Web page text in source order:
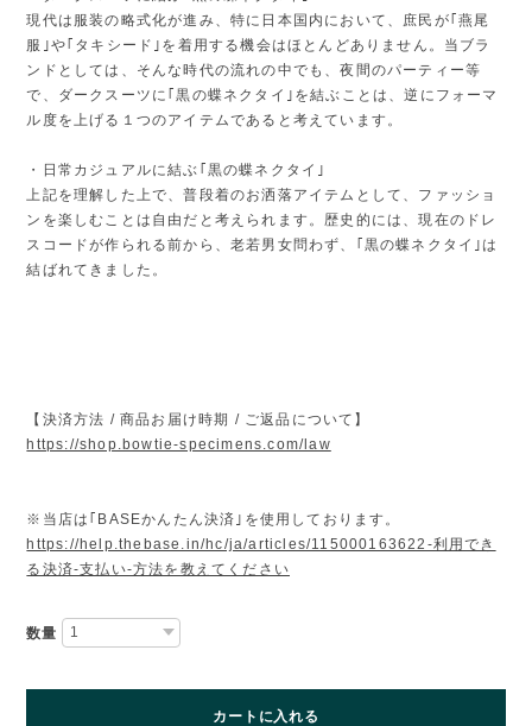
現代は服装の略式化が進み、特に日本国内において、庶民が｢燕尾
服｣や｢タキシード｣を着用する機会はほとんどありません。当ブラ
ンドとしては、そんな時代の流れの中でも、夜間のパーティー等
で、ダークスーツに｢黒の蝶ネクタイ｣を結ぶことは、逆にフォーマ
ル度を上げる１つのアイテムであると考えています。
・日常カジュアルに結ぶ｢黒の蝶ネクタイ｣
上記を理解した上で、普段着のお洒落アイテムとして、ファッショ
ンを楽しむことは自由だと考えられます。歴史的には、現在のドレ
スコードが作られる前から、老若男女問わず、｢黒の蝶ネクタイ｣は
結ばれてきました。
【決済方法 / 商品お届け時期 / ご返品について】
https://shop.bowtie-specimens.com/law
※当店は｢BASEかんたん決済｣を使用しております。
https://help.thebase.in/hc/ja/articles/115000163622-利用でき
る決済-支払い-方法を教えてください
数量
カートに入れる